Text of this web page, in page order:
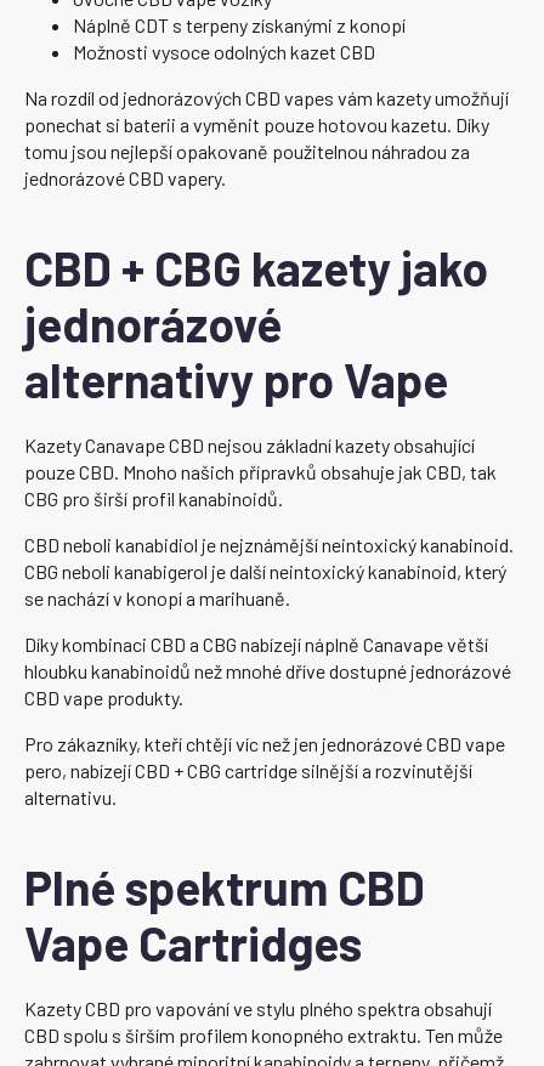
Náplně CDT s terpeny získanými z konopí
Možnosti vysoce odolných kazet CBD
Na rozdíl od jednorázových CBD vapes vám kazety umožňují
ponechat si baterii a vyměnit pouze hotovou kazetu. Díky
tomu jsou nejlepší opakovaně použitelnou náhradou za
jednorázové CBD vapery.
CBD + CBG kazety jako
jednorázové
alternativy pro Vape
Kazety Canavape CBD nejsou základní kazety obsahující
pouze CBD. Mnoho našich přípravků obsahuje jak CBD, tak
CBG pro širší profil kanabinoidů.
CBD neboli kanabidiol je nejznámější neintoxický kanabinoid.
CBG neboli kanabigerol je další neintoxický kanabinoid, který
se nachází v konopí a marihuaně.
Díky kombinaci CBD a CBG nabízejí náplně Canavape větší
hloubku kanabinoidů než mnohé dříve dostupné jednorázové
CBD vape produkty.
Pro zákazníky, kteří chtějí víc než jen jednorázové CBD vape
pero, nabízejí CBD + CBG cartridge silnější a rozvinutější
alternativu.
Plné spektrum CBD
Vape Cartridges
Kazety CBD pro vapování ve stylu plného spektra obsahují
CBD spolu s širším profilem konopného extraktu. Ten může